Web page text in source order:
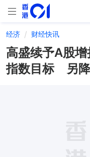
经济 财经快讯
高盛续予A股
指数目标 另